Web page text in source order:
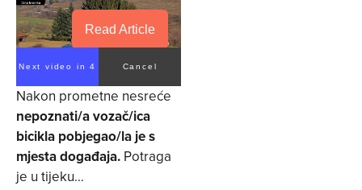
Read Article
Next video in 4 Cancel
Nakon prometne nesreće
nepoznati/a vozač/ica
bicikla pobjegao/la je s
mjesta događaja. Potraga
je u tijeku…